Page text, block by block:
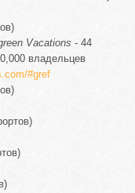
Vacations - 44
владельцев
#gref